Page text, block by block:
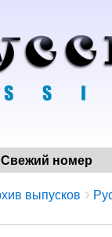
Свежий номер
выпусков